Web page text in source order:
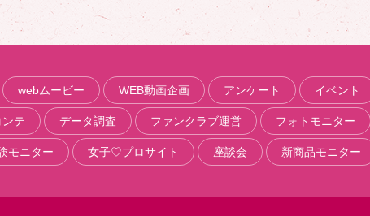
webムービー WEB動画企画 アンケート イベント
ンテ データ調査 ファンクラブ運営 フォトモニター
モニター 女子♡プロサイト 座談会 新商品モニター